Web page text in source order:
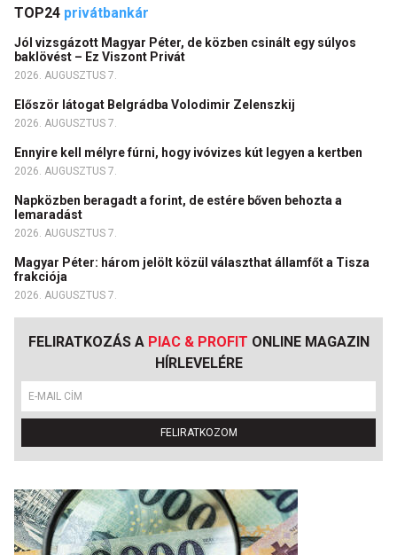
TOP24 privátbankár
Jól vizsgázott Magyar Péter, de közben csinált egy súlyos
baklövést – Ez Viszont Privát
2026. AUGUSZTUS 7.
Először látogat Belgrádba Volodimir Zelenszkij
2026. AUGUSZTUS 7.
Ennyire kell mélyre fúrni, hogy ivóvizes kút legyen a kertben
2026. AUGUSZTUS 7.
Napközben beragadt a forint, de estére bőven behozta a
lemaradást
2026. AUGUSZTUS 7.
Magyar Péter: három jelölt közül választhat államfőt a Tisza
frakciója
2026. AUGUSZTUS 7.
FELIRATKOZÁS A PIAC & PROFIT ONLINE MAGAZIN
HÍRLEVELÉRE
FELIRATKOZOM